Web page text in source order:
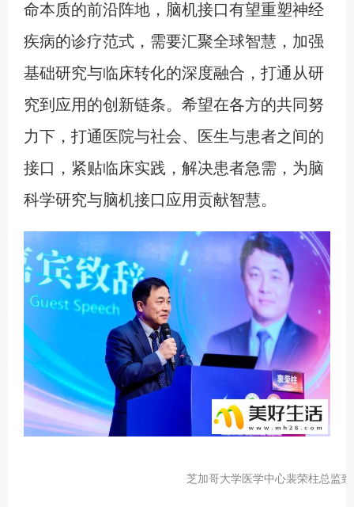
命本质的前沿阵地，脑机接口有望重塑神经
疾病的诊疗范式，需要汇聚全球智慧，加强
基础研究与临床转化的深度融合，打通从研
究到应用的创新链条。希望在各方的共同努
力下，打通医院与社会、医生与患者之间的
接口，紧贴临床实践，解决患者急需，为脑
科学研究与脑机接口应用贡献智慧。
芝加哥大学医学中心裴荣柱总监